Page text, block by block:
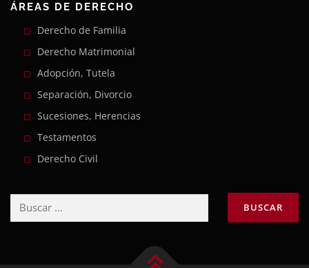
ÁREAS DE DERECHO
Derecho de Familia
Derecho Matrimonial
Adopción, Tutela
Separación, Divorcio
Sucesiones, Herencias
Testamentos
Derecho Civil
Buscar: